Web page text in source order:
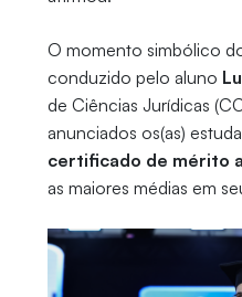
O momento simbólico
conduzido pelo aluno
de Ciências Jurídicas
anunciados os(as)
certificado de mérito
as maiores médias em